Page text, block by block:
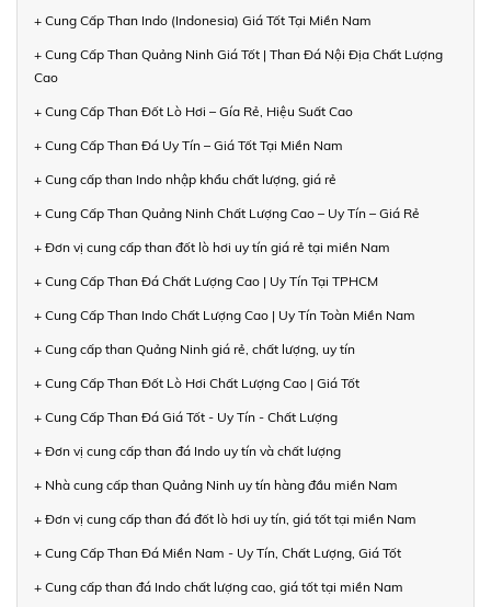
+ Cung Cấp Than Indo (Indonesia) Giá Tốt Tại Miền Nam
+ Cung Cấp Than Quảng Ninh Giá Tốt | Than Đá Nội Địa Chất Lượng
Cao
+ Cung Cấp Than Đốt Lò Hơi – Gía Rẻ, Hiệu Suất Cao
+ Cung Cấp Than Đá Uy Tín – Giá Tốt Tại Miền Nam
+ Cung cấp than Indo nhập khẩu chất lượng, giá rẻ
+ Cung Cấp Than Quảng Ninh Chất Lượng Cao – Uy Tín – Giá Rẻ
+ Đơn vị cung cấp than đốt lò hơi uy tín giá rẻ tại miền Nam
+ Cung Cấp Than Đá Chất Lượng Cao | Uy Tín Tại TPHCM
+ Cung Cấp Than Indo Chất Lượng Cao | Uy Tín Toàn Miền Nam
+ Cung cấp than Quảng Ninh giá rẻ, chất lượng, uy tín
+ Cung Cấp Than Đốt Lò Hơi Chất Lượng Cao | Giá Tốt
+ Cung Cấp Than Đá Giá Tốt - Uy Tín - Chất Lượng
+ Đơn vị cung cấp than đá Indo uy tín và chất lượng
+ Nhà cung cấp than Quảng Ninh uy tín hàng đầu miền Nam
+ Đơn vị cung cấp than đá đốt lò hơi uy tín, giá tốt tại miền Nam
+ Cung Cấp Than Đá Miền Nam - Uy Tín, Chất Lượng, Giá Tốt
+ Cung cấp than đá Indo chất lượng cao, giá tốt tại miền Nam